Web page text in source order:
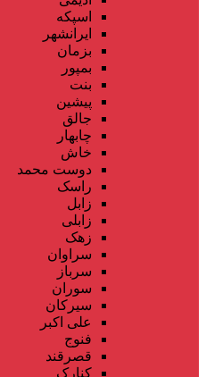
اسپکه
ایرانشهر
بزمان
بمپور
بنت
پیشین
جالق
چابهار
خاش
دوست محمد
راسک
زابل
زابلی
زهک
سراوان
سرباز
سوران
سیرکان
علی اکبر
فنوج
قصرقند
کنارک